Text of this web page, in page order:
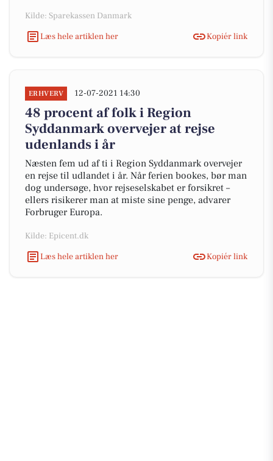
Kilde: Sparekassen Danmark
Læs hele artiklen her
Kopiér link
ERHVERV 12-07-2021 14:30
48 procent af folk i Region
Syddanmark overvejer at rejse
udenlands i år
Næsten fem ud af ti i Region Syddanmark overvejer
en rejse til udlandet i år. Når ferien bookes, bør man
dog undersøge, hvor rejseselskabet er forsikret –
ellers risikerer man at miste sine penge, advarer
Forbruger Europa.
Kilde: Epicent.dk
Læs hele artiklen her
Kopiér link